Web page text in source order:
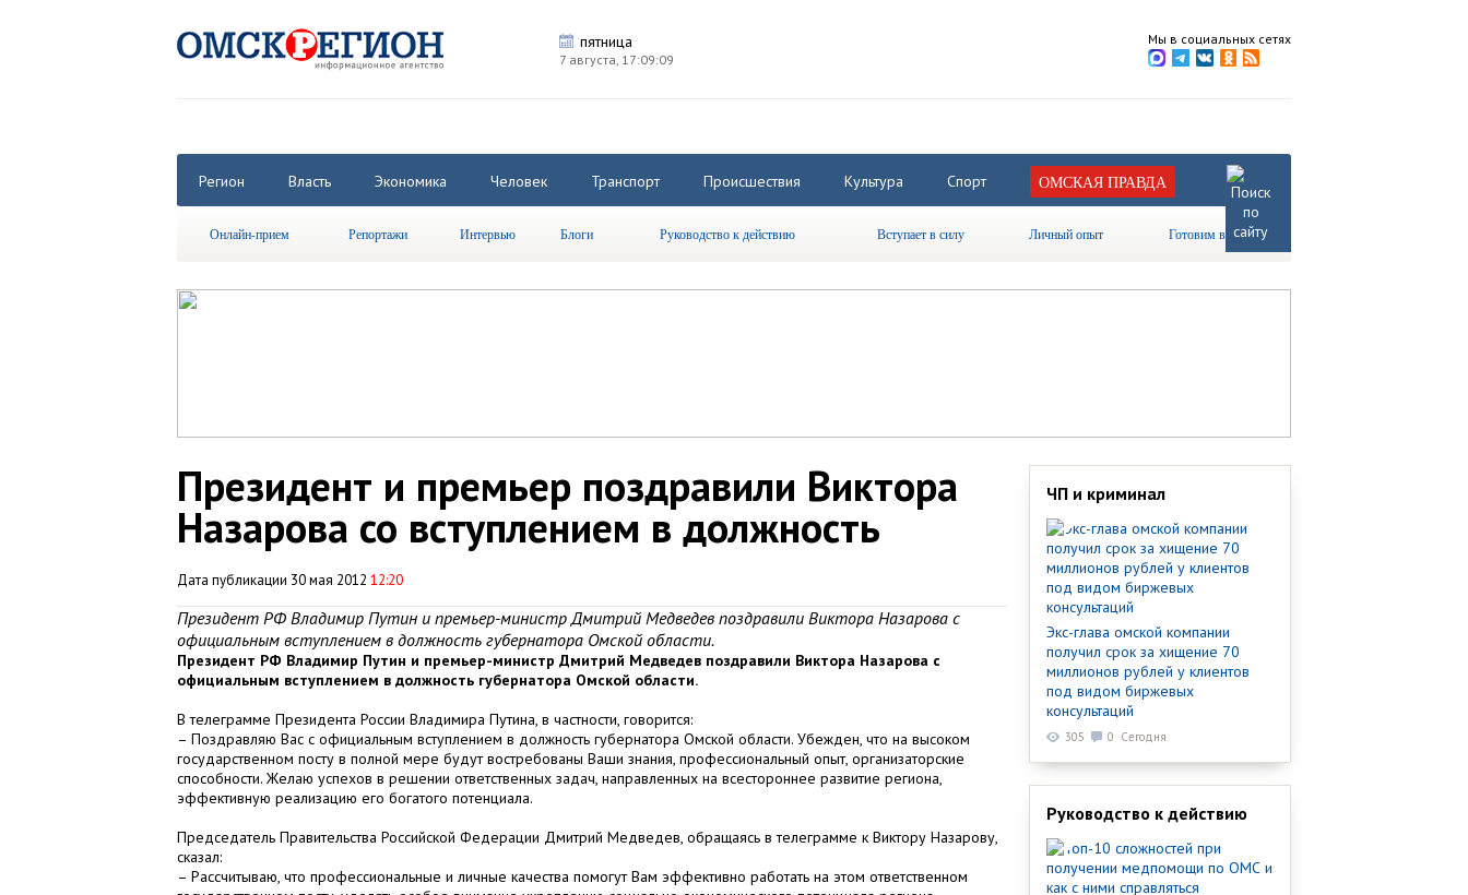
пятница
7 августа, 17:09:09
Мы в социальных сетях
Регион Власть Экономика Человек Транспорт Происшествия Культура Спорт ОМСКАЯ ПРАВДА
Онлайн-прием Репортажи Интервью Блоги Руководство к действию Вступает в силу Личный опыт Готовим вместе
Президент и премьер поздравили Виктора
Назарова со вступлением в должность
Дата публикации 30 мая 2012 12:20
Президент РФ Владимир Путин и премьер-министр Дмитрий Медведев поздравили Виктора Назарова с
официальным вступлением в должность губернатора Омской области.
Президент РФ Владимир Путин и премьер-министр Дмитрий Медведев поздравили Виктора Назарова с
официальным вступлением в должность губернатора Омской области.
В телеграмме Президента России Владимира Путина, в частности, говорится:
– Поздравляю Вас с официальным вступлением в должность губернатора Омской области. Убежден, что на высоком
государственном посту в полной мере будут востребованы Ваши знания, профессиональный опыт, организаторские
способности. Желаю успехов в решении ответственных задач, направленных на всестороннее развитие региона,
эффективную реализацию его богатого потенциала.
Председатель Правительства Российской Федерации Дмитрий Медведев, обращаясь в телеграмме к Виктору Назарову,
сказал:
– Рассчитываю, что профессиональные и личные качества помогут Вам эффективно работать на этом ответственном
ЧП и криминал
Экс-глава омской компании
получил срок за хищение 70
миллионов рублей у клиентов
под видом биржевых
консультаций
305 0 Сегодня
Руководство к действию